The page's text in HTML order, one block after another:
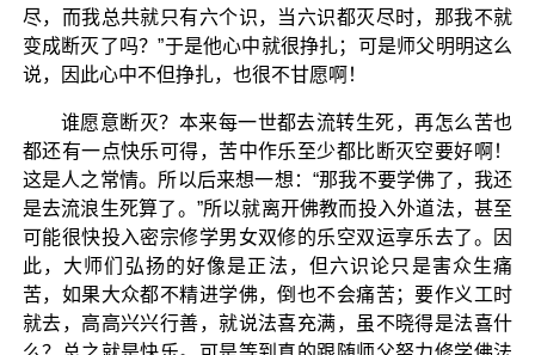
尽，而我总共就只有六个识，当六识都灭尽时，那我不就
变成断灭了吗？”于是他心中就很挣扎；可是师父明明这么
说，因此心中不但挣扎，也很不甘愿啊！
谁愿意断灭？本来每一世都去流转生死，再怎么苦也
都还有一点快乐可得，苦中作乐至少都比断灭空要好啊！
这是人之常情。所以后来想一想：“那我不要学佛了，我还
是去流浪生死算了。”所以就离开佛教而投入外道法，甚至
可能很快投入密宗修学男女双修的乐空双运享乐去了。因
此，大师们弘扬的好像是正法，但六识论只是害众生痛
苦，如果大众都不精进学佛，倒也不会痛苦；要作义工时
就去，高高兴兴行善，就说法喜充满，虽不晓得是法喜什